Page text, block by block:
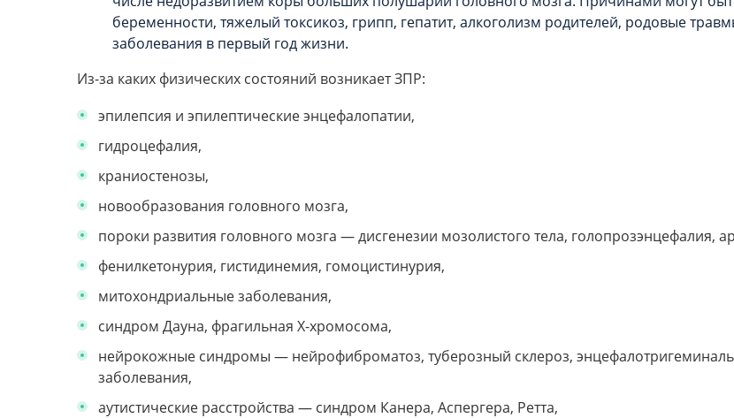
беременности, тяжелый токсикоз, грипп, гепатит, алкоголизм родителей, родовые
заболевания в первый год жизни.
Из-за каких физических состояний возникает ЗПР:
эпилепсия и эпилептические энцефалопатии,
гидроцефалия,
краниостенозы,
новообразования головного мозга,
пороки развития головного мозга — дисгенезии мозолистого тела, голопрозэнцефалия,
фенилкетонурия, гистидинемия, гомоцистинурия,
митохондриальные заболевания,
синдром Дауна, фрагильная Х-хромосома,
нейрокожные синдромы — нейрофиброматоз, туберозный склероз,
заболевания,
аутистические расстройства — синдром Канера, Аспергера, Ретта,